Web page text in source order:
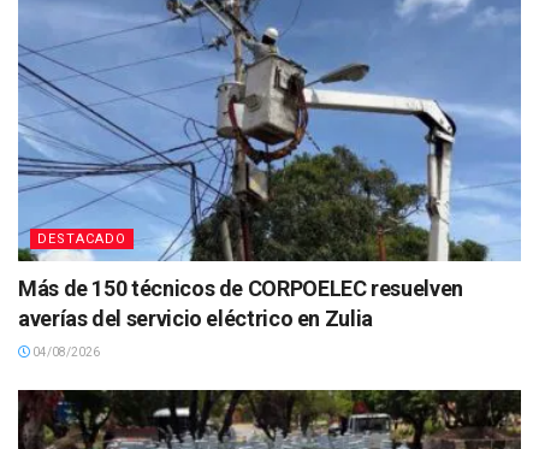
DESTACADO
Más de 150 técnicos de CORPOELEC resuelven
averías del servicio eléctrico en Zulia
04/08/2026